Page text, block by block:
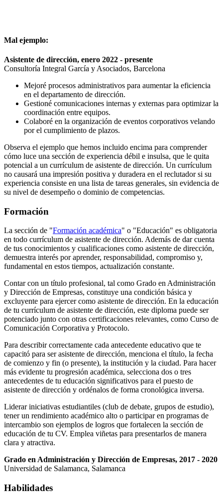
Mal ejemplo:
Asistente de dirección, enero 2022 - presente
Consultoría Integral García y Asociados, Barcelona
Mejoré procesos administrativos para aumentar la eficiencia
en el departamento de dirección.
Gestioné comunicaciones internas y externas para optimizar la
coordinación entre equipos.
Colaboré en la organización de eventos corporativos velando
por el cumplimiento de plazos.
Observa el ejemplo que hemos incluido encima para comprender
cómo luce una sección de experiencia débil e insulsa, que le quita
potencial a un currículum de asistente de dirección. Un currículum
no causará una impresión positiva y duradera en el reclutador si su
experiencia consiste en una lista de tareas generales, sin evidencia de
su nivel de desempeño o dominio de competencias.
Formación
La sección de "Formación académica" o "Educación" es obligatoria
en todo currículum de asistente de dirección. Además de dar cuenta
de tus conocimientos y cualificaciones como asistente de dirección,
demuestra interés por aprender, responsabilidad, compromiso y,
fundamental en estos tiempos, actualización constante.
Contar con un título profesional, tal como Grado en Administración
y Dirección de Empresas, constituye una condición básica y
excluyente para ejercer como asistente de dirección. En la educación
de tu currículum de asistente de dirección, este diploma puede ser
potenciado junto con otras certificaciones relevantes, como Curso de
Comunicación Corporativa y Protocolo.
Para describir correctamente cada antecedente educativo que te
capacitó para ser asistente de dirección, menciona el título, la fecha
de comienzo y fin (o presente), la institución y la ciudad. Para hacer
más evidente tu progresión académica, selecciona dos o tres
antecedentes de tu educación significativos para el puesto de
asistente de dirección y ordénalos de forma cronológica inversa.
Liderar iniciativas estudiantiles (club de debate, grupos de estudio),
tener un rendimiento académico alto o participar en programas de
intercambio son ejemplos de logros que fortalecen la sección de
educación de tu CV. Emplea viñetas para presentarlos de manera
clara y atractiva.
Grado en Administración y Dirección de Empresas, 2017 - 2020
Universidad de Salamanca, Salamanca
Habilidades